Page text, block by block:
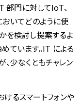
部門に対してIoT、
いてどのように使
を検討し提案するよ
ています。IT による
少なくともチャレン
るスマートフォンや